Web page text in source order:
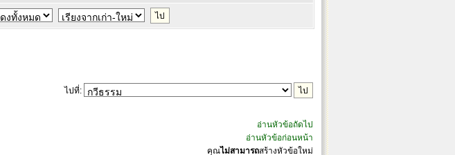
ไปที่:
อ่านหัวข้อถัดไป
อ่านหัวข้อก่อนหน้า
คุณไม่สามารถสร้างหัวข้อใหม่